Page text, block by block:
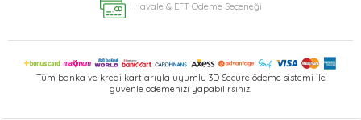
Havale & EFT Ödeme Seçeneği
Tüm banka ve kredi kartlarıyla uyumlu 3D Secure ödeme sistemi ile
güvenle ödemenizi yapabilirsiniz.